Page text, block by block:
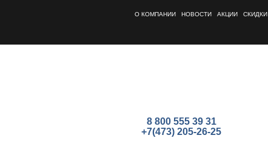
О КОМПАНИИ НОВОСТИ АКЦИИ СКИДКИ
8 800 555 39 31
+7(473) 205-26-25